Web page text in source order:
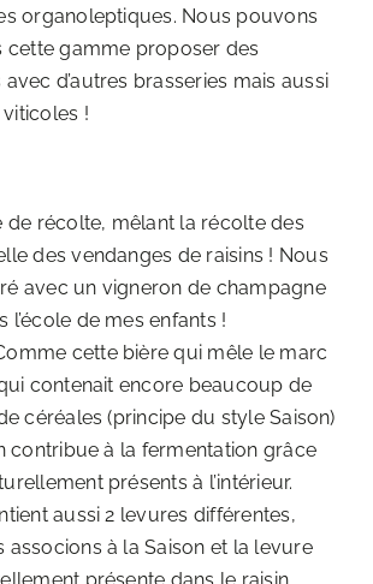
organoleptiques. Nous pouvons
cette gamme proposer des
d’autres brasseries mais aussi
!
de récolte, mêlant la récolte des
des vendanges de raisins ! Nous
avec un vigneron de champagne
l’école de mes enfants !
cette bière qui mêle le marc
contenait encore beaucoup de
céréales (principe du style Saison)
contribue à la fermentation grâce
présents à l’intérieur.
aussi 2 levures différentes,
associons à la Saison et la levure